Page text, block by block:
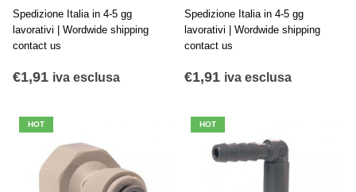
Spedizione Italia in 4-5 gg
lavorativi | Wordwide shipping
contact us
€1,91 iva esclusa
Spedizione Italia in 4-5 gg
lavorativi | Wordwide shipping
contact us
€1,91 iva esclusa
HOT HOT